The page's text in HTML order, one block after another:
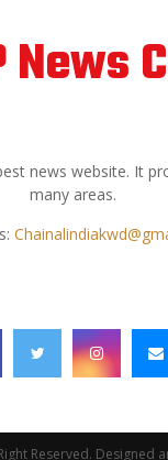
News
news website. It
many areas.
Reserved. Designed